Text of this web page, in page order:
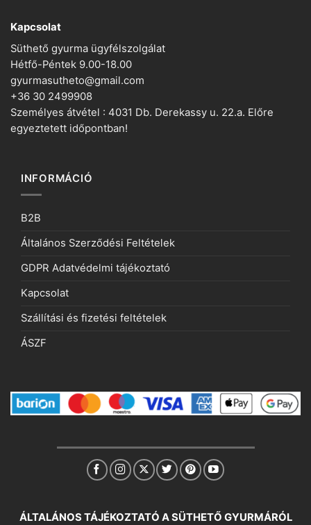
Kapcsolat
Süthető gyurma ügyfélszolgálat
Hétfő-Péntek 9.00-18.00
gyurmasutheto@gmail.com
+36 30 2499908
Személyes átvétel : 4031 Db. Derekassy u. 22.a. Előre
egyeztetett időpontban!
INFORMÁCIÓ
B2B
Általános Szerződési Feltételek
GDPR Adatvédelmi tájékoztató
Kapcsolat
Szállítási és fizetési feltételek
ÁSZF
ÁLTALÁNOS TÁJÉKOZTATÓ A SÜTHETŐ GYURMÁRÓL